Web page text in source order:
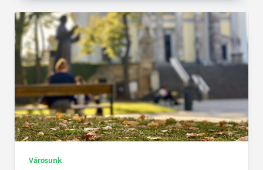
Városunk